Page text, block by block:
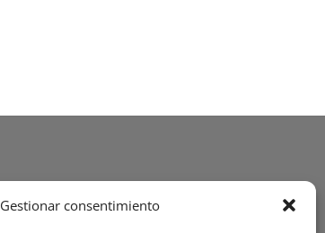
Gestionar consentimiento